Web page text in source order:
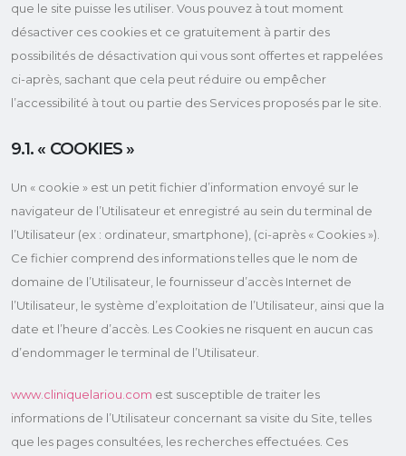
que le site puisse les utiliser. Vous pouvez à tout moment
désactiver ces cookies et ce gratuitement à partir des
possibilités de désactivation qui vous sont offertes et rappelées
ci-après, sachant que cela peut réduire ou empêcher
l’accessibilité à tout ou partie des Services proposés par le site.
9.1. « COOKIES »
Un « cookie » est un petit fichier d’information envoyé sur le
navigateur de l’Utilisateur et enregistré au sein du terminal de
l’Utilisateur (ex : ordinateur, smartphone), (ci-après « Cookies »).
Ce fichier comprend des informations telles que le nom de
domaine de l’Utilisateur, le fournisseur d’accès Internet de
l’Utilisateur, le système d’exploitation de l’Utilisateur, ainsi que la
date et l’heure d’accès. Les Cookies ne risquent en aucun cas
d’endommager le terminal de l’Utilisateur.
www.cliniquelariou.com est susceptible de traiter les
informations de l’Utilisateur concernant sa visite du Site, telles
que les pages consultées, les recherches effectuées. Ces